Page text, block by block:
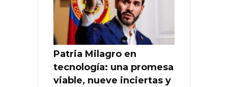
Patria Milagro en
tecnología: una promesa
viable, nueve inciertas y